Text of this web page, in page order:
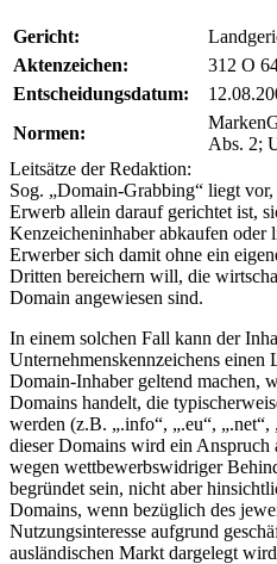
Gericht:
Aktenzeichen:
312 O
Entscheidungsdatum:
Normen:
Abs. 2;
Leitsätze der Redaktion:
Sog. „Domain-Grabbing“ liegt
Erwerb allein darauf gerichtet ist,
Kenzeicheninhaber abkaufen oder
Erwerber sich damit ohne ein
Dritten bereichern will, die
Domain angewiesen sind.
In einem solchen Fall kann der
Unternehmenskennzeichens einen
Domain-Inhaber geltend machen,
Domains handelt, die
werden (z.B. „.info“, „.eu“,
dieser Domains wird ein
wegen wettbewerbswidriger
begründet sein, nicht aber
Domains, wenn bezüglich des
Nutzungsinteresse aufgrund
ausländischen Markt dargelegt